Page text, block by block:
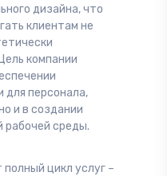
дизайна, что
клиентам не
компании
для персонала,
и в создании
рабочей среды.
цикл услуг –